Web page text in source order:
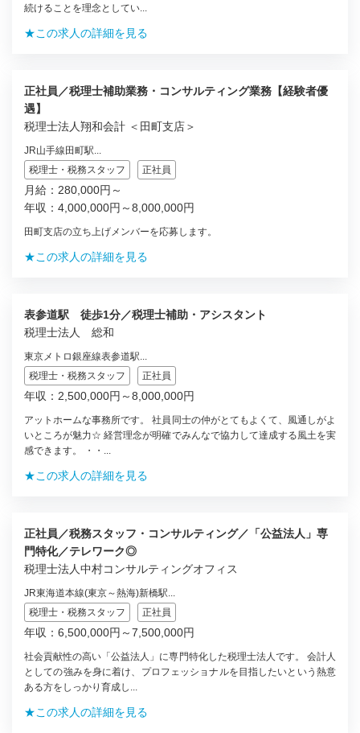
続けることを理念としてい...
★この求人の詳細を見る
正社員／税理士補助業務・コンサルティング業務【経験者優
遇】
税理士法人翔和会計 ＜田町支店＞
JR山手線田町駅...
税理士・税務スタッフ
正社員
月給：280,000円～
年収：4,000,000円～8,000,000円
田町支店の立ち上げメンバーを応募します。
★この求人の詳細を見る
表参道駅 徒歩1分／税理士補助・アシスタント
税理士法人 総和
東京メトロ銀座線表参道駅...
税理士・税務スタッフ
正社員
年収：2,500,000円～8,000,000円
アットホームな事務所です。 社員同士の仲がとてもよくて、風通しがよ
いところが魅力☆ 経営理念が明確でみんなで協力して達成する風土を実
感できます。 ・・...
★この求人の詳細を見る
正社員／税務スタッフ・コンサルティング／「公益法人」専
門特化／テレワーク◎
税理士法人中村コンサルティングオフィス
JR東海道本線(東京～熱海)新橋駅...
税理士・税務スタッフ
正社員
年収：6,500,000円～7,500,000円
社会貢献性の高い「公益法人」に専門特化した税理士法人です。 会計人
としての強みを身に着け、プロフェッショナルを目指したいという熱意
ある方をしっかり育成し...
★この求人の詳細を見る